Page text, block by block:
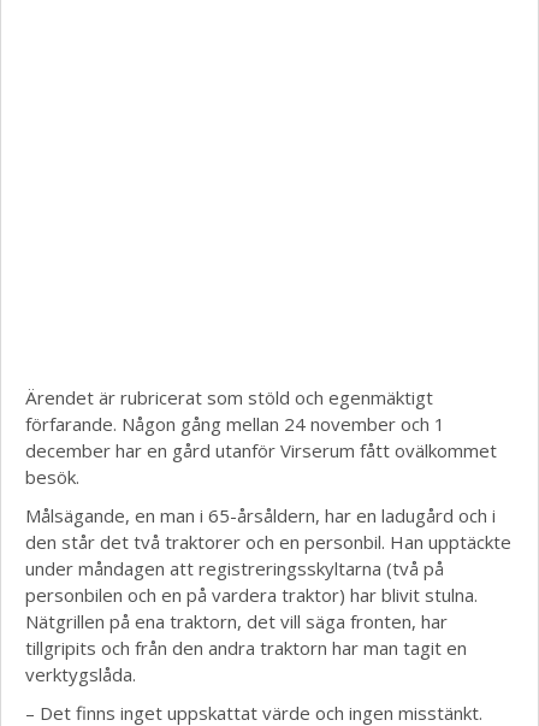
Ärendet är rubricerat som stöld och egenmäktigt
förfarande. Någon gång mellan 24 november och 1
december har en gård utanför Virserum fått ovälkommet
besök.
Målsägande, en man i 65-årsåldern, har en ladugård och i
den står det två traktorer och en personbil. Han upptäckte
under måndagen att registreringsskyltarna (två på
personbilen och en på vardera traktor) har blivit stulna.
Nätgrillen på ena traktorn, det vill säga fronten, har
tillgripits och från den andra traktorn har man tagit en
verktygslåda.
– Det finns inget uppskattat värde och ingen misstänkt.